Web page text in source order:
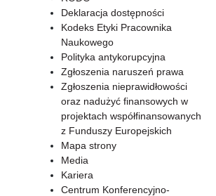
Deklaracja dostępności
Kodeks Etyki Pracownika
Naukowego
Polityka antykorupcyjna
Zgłoszenia naruszeń prawa
Zgłoszenia nieprawidłowości
oraz nadużyć finansowych w
projektach współfinansowanych
z Funduszy Europejskich
Mapa strony
Media
Kariera
Centrum Konferencyjno-